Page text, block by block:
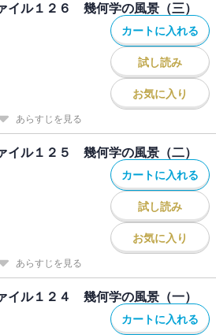
イル１２６ 幾何学の風景（三）
カートに入れる
試し読み
お気に入り
あらすじを見る
イル１２５ 幾何学の風景（二）
カートに入れる
試し読み
お気に入り
あらすじを見る
イル１２４ 幾何学の風景（一）
カートに入れる